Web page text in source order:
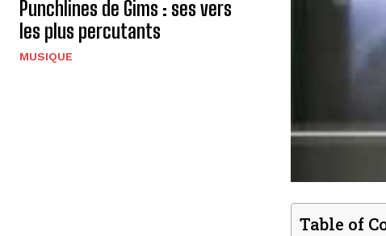
Punchlines de Gims : ses vers
les plus percutants
MUSIQUE
Table of